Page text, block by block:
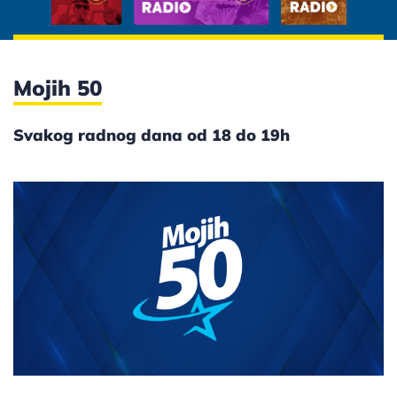
Mojih 50
Svakog radnog dana od 18 do 19h